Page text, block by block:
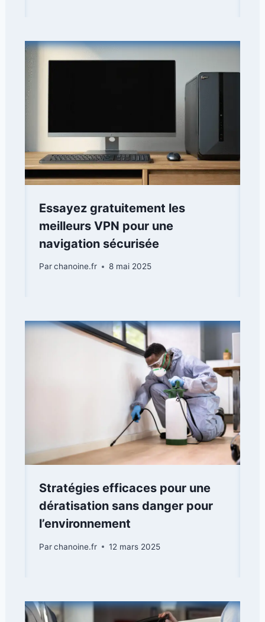
Essayez gratuitement les
meilleurs VPN pour une
navigation sécurisée
Parchanoine.fr 8 mai 2025
Stratégies efficaces pour une
dératisation sans danger pour
l’environnement
Parchanoine.fr 12 mars 2025